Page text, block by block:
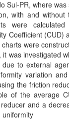
Sul-PR, where was
with and without
were calculated
Coefficient (CUD)
were
was investigated
to external
variation
the friction
of the average
and a
uniformity